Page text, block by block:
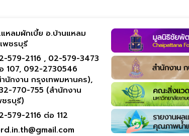
หลมผักเบี้ย อ.บ้านแหลม
พชรบุรี
579-2116 , 02-579-3473
107, 092-2730546
นักงาน กรุงเทพมหานคร),
770-755 (สำนักงาน
ชรบุรี)
579-2116 ต่อ 112